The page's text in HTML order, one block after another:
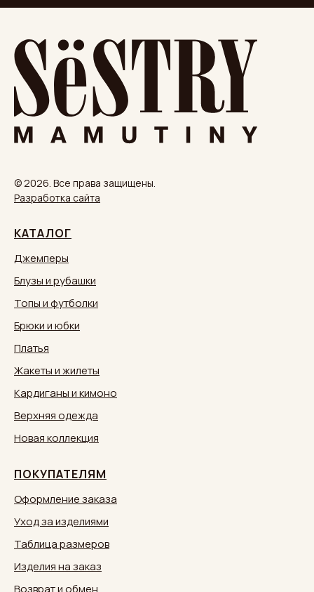
© 2026. Все права защищены.
Разработка сайта
КАТАЛОГ
Джемперы
Блузы и рубашки
Топы и футболки
Брюки и юбки
Платья
Жакеты и жилеты
Кардиганы и кимоно
Верхняя одежда
Новая коллекция
ПОКУПАТЕЛЯМ
Оформление заказа
Уход за изделиями
Таблица размеров
Изделия на заказ
Возврат и обмен